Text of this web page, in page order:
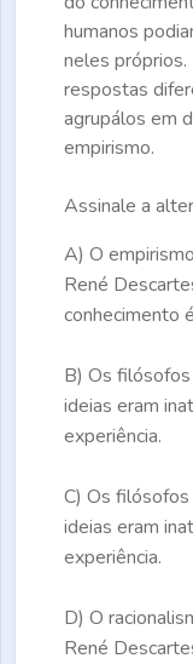
humanos
neles
respostas
agrupálos em
empirismo.
Assinale a
A) O
René
conhecimento
B) Os filósofos
ideias eram
experiência.
C) Os filósofos
ideias eram
experiência.
D) O
René